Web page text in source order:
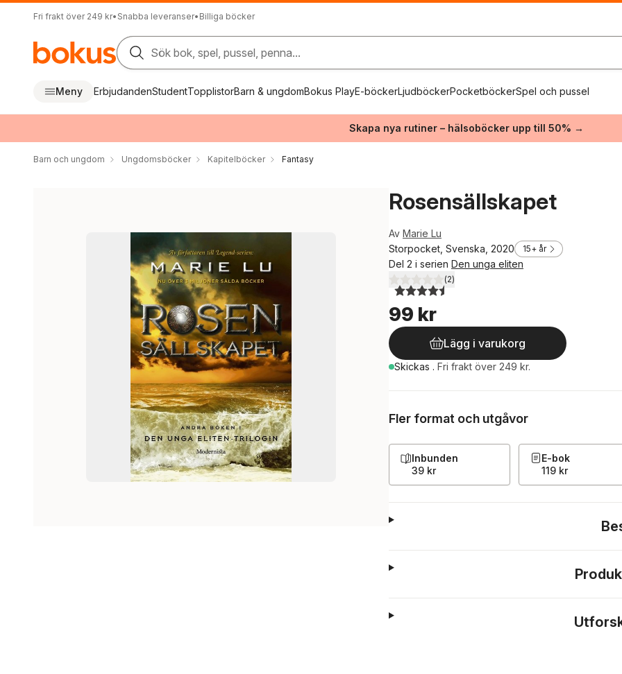
Fri frakt över 249 kr• Snabba leveranser• Billiga böcker
Sök bok, spel, pussel, penna...
Meny ErbjudandenStudentTopplistorBarn & ungdomBokus PlayE-böckerLjudböckerPocketböckerSpel och pussel
Skapa nya rutiner – hälsoböcker upp till 50% →
Barn och ungdom Ungdomsböcker Kapitelböcker Fantasy
Rosensällskapet
Av Marie Lu
Storpocket, Svenska, 2020
15+ år
Del 2 i serien Den unga eliten
4,5utav 5 stjärnor. Totalt antal röster:
(2)
99 kr
Lägg i varukorg
Skickas . Fri frakt över 249 kr.
Fler format och utgåvor
Inbunden
39 kr
E-bok
119 kr